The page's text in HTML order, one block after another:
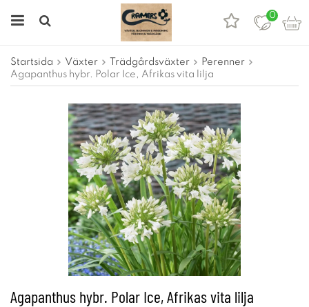
0
Startsida Växter Trädgårdsväxter
Perenner
Agapanthus hybr. Polar Ice, Afrikas vita lilja
Agapanthus hybr. Polar Ice, Afrikas vita lilja